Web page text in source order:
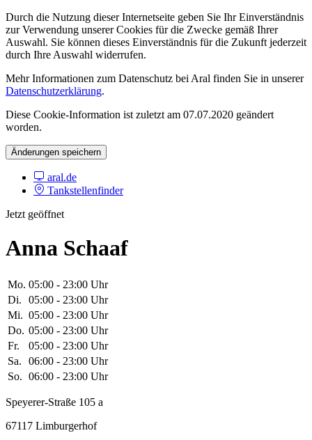
Durch die Nutzung dieser Internetseite geben Sie Ihr Einverständnis
zur Verwendung unserer Cookies für die Zwecke gemäß Ihrer
Auswahl. Sie können dieses Einverständnis für die Zukunft jederzeit
durch Ihre Auswahl widerrufen.
Mehr Informationen zum Datenschutz bei Aral finden Sie in unserer
Datenschutzerklärung.
Diese Cookie-Information ist zuletzt am 07.07.2020 geändert
worden.
Änderungen speichern
aral.de
Tankstellenfinder
Jetzt geöffnet
Anna Schaaf
Mo. 05:00 - 23:00 Uhr
Di.
05:00 - 23:00 Uhr
Mi. 05:00 - 23:00 Uhr
Do. 05:00 - 23:00 Uhr
Fr.
05:00 - 23:00 Uhr
Sa.
06:00 - 23:00 Uhr
So. 06:00 - 23:00 Uhr
Speyerer-Straße 105 a
67117 Limburgerhof